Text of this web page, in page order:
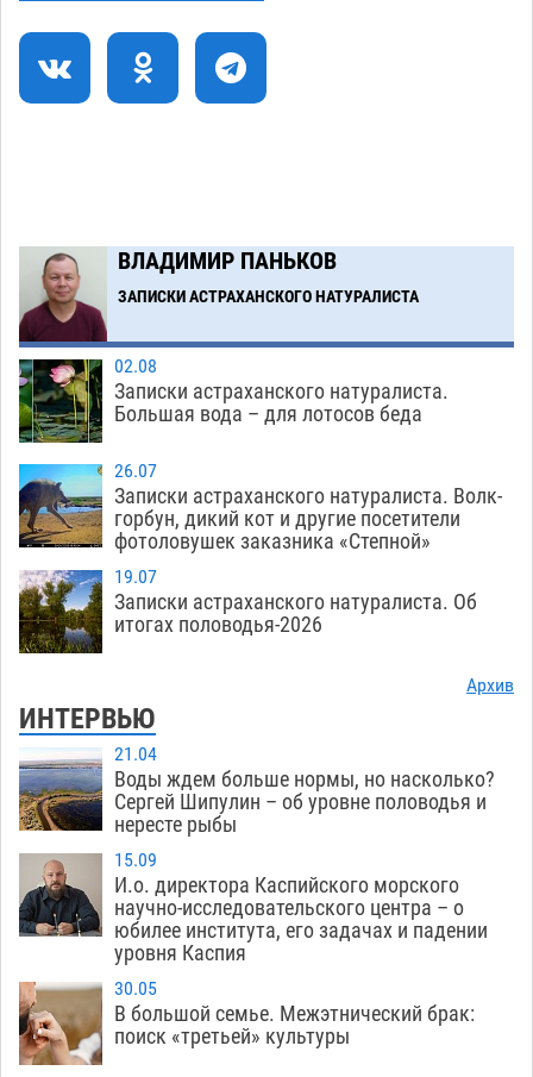
09:54
Астраханский детский омбудсмен помогла
многодетному отцу вернуть родительские
права
ВЛАДИМИР ПАНЬКОВ
ЗАПИСКИ АСТРАХАНСКОГО НАТУРАЛИСТА
02.08
Записки астраханского натуралиста.
Большая вода – для лотосов беда
26.07
Записки астраханского натуралиста. Волк-
горбун, дикий кот и другие посетители
фотоловушек заказника «Степной»
19.07
Записки астраханского натуралиста. Об
итогах половодья-2026
Архив
ИНТЕРВЬЮ
21.04
Воды ждем больше нормы, но насколько?
Сергей Шипулин – об уровне половодья и
нересте рыбы
15.09
И.о. директора Каспийского морского
научно-исследовательского центра – о
юбилее института, его задачах и падении
уровня Каспия
30.05
В большой семье. Межэтнический брак:
поиск «третьей» культуры